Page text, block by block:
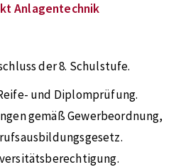
Anlagentechnik
der 8. Schulstufe.
und Diplomprüfung.
gemäß Gewerbeordnung,